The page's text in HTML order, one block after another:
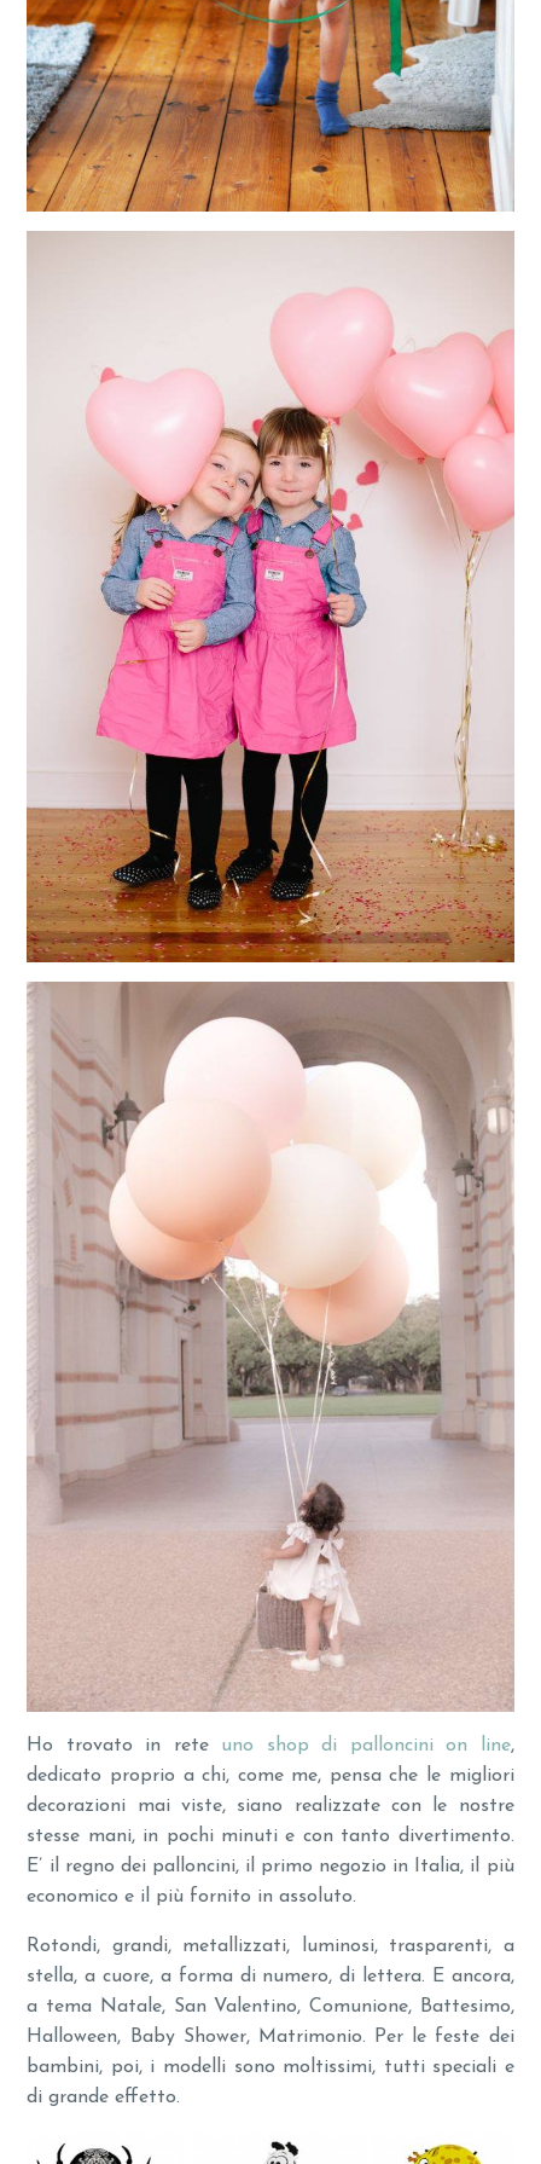
Ho trovato in rete uno shop di palloncini on line,
dedicato proprio a chi, come me, pensa che le migliori
decorazioni mai viste, siano realizzate con le nostre
stesse mani, in pochi minuti e con tanto divertimento.
E’ il regno dei palloncini, il primo negozio in Italia, il più
economico e il più fornito in assoluto.
Rotondi, grandi, metallizzati, luminosi, trasparenti, a
stella, a cuore, a forma di numero, di lettera. E ancora,
a tema Natale, San Valentino, Comunione, Battesimo,
Halloween, Baby Shower, Matrimonio. Per le feste dei
bambini, poi, i modelli sono moltissimi, tutti speciali e
di grande effetto.